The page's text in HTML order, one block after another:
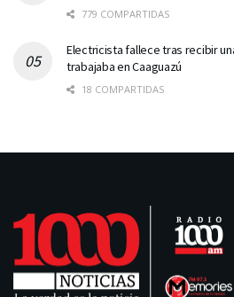
779 COMPARTIDAS
Electricista fallece tras recibir
trabajaba en Caaguazú
18 COMPARTIDAS